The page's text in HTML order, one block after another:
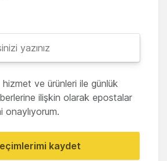
ve ürünleri ile günlük
ilişkin olarak epostalar
onaylıyorum.
kaydet